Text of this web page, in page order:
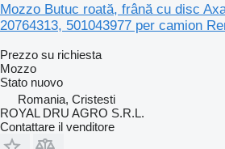
Mozzo Butuc roată, frână cu disc
20764313, 501043977 per camion
Prezzo su richiesta
Mozzo
Stato nuovo
Romania, Cristesti
ROYAL DRU AGRO S.R.L.
Contattare il venditore